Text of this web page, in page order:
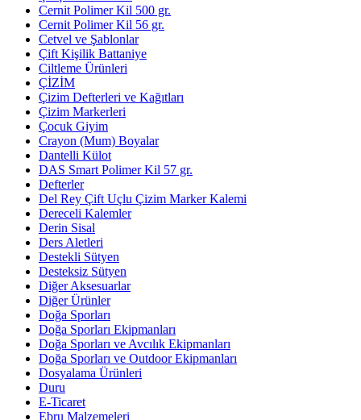
Cernit Polimer Kil 500 gr.
Cernit Polimer Kil 56 gr.
Cetvel ve Şablonlar
Çift Kişilik Battaniye
Ciltleme Ürünleri
ÇİZİM
Çizim Defterleri ve Kağıtları
Çizim Markerleri
Çocuk Giyim
Crayon (Mum) Boyalar
Dantelli Külot
DAS Smart Polimer Kil 57 gr.
Defterler
Del Rey Çift Uçlu Çizim Marker Kalemi
Dereceli Kalemler
Derin Sisal
Ders Aletleri
Destekli Sütyen
Desteksiz Sütyen
Diğer Aksesuarlar
Diğer Ürünler
Doğa Sporları
Doğa Sporları Ekipmanları
Doğa Sporları ve Avcılık Ekipmanları
Doğa Sporları ve Outdoor Ekipmanları
Dosyalama Ürünleri
Duru
E-Ticaret
Ebru Malzemeleri